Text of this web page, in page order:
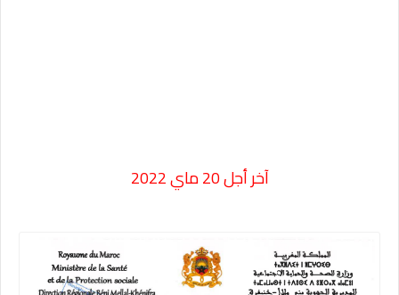
آخر أجل 20 ماي 2022